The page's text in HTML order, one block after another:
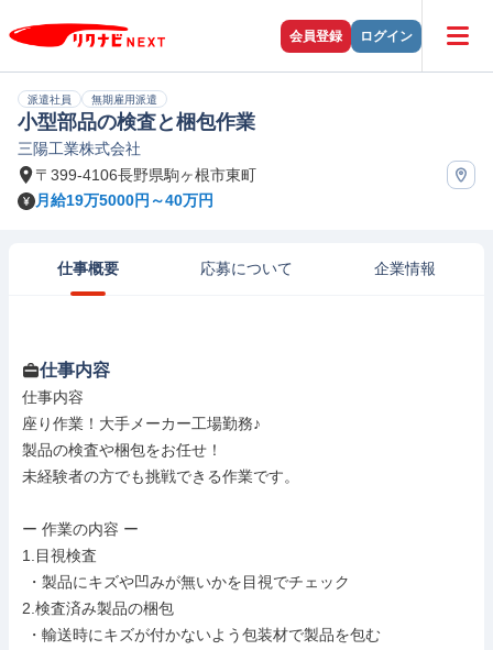
会員登録 ログイン
派遣社員 無期雇用派遣
小型部品の検査と梱包作業
三陽工業株式会社
〒399-4106長野県駒ヶ根市東町
月給19万5000円～40万円
仕事概要 応募について 企業情報
仕事内容
仕事内容
座り作業！大手メーカー工場勤務♪
製品の検査や梱包をお任せ！
未経験者の方でも挑戦できる作業です。
ー 作業の内容 ー
1.目視検査
2.検査済み製品の梱包